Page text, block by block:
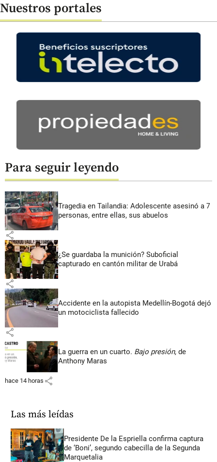
Nuestros portales
Para seguir leyendo
Tragedia en Tailandia: Adolescente asesinó a 7
personas, entre ellas, sus abuelos
share
¿Se guardaba la munición? Suboficial
capturado en cantón militar de Urabá
share
Accidente en la autopista Medellín-Bogotá dejó
un motociclista fallecido
share
La guerra en un cuarto. Bajo presión, de
Anthony Maras
hace 14 horas share
Las más leídas
Presidente De la Espriella confirma captura
de ‘Boni’, segundo cabecilla de la Segunda
Marquetalia